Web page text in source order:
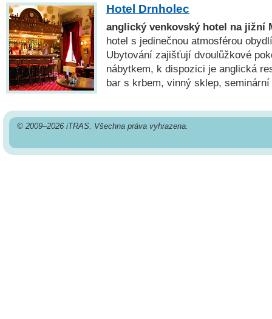
Hotel Drnholec
anglický venkovský hotel na jižní
hotel s jedinečnou atmosférou
Ubytování zajišťují dvoulůžkové
nábytkem, k dispozici je anglická
bar s krbem, vinný sklep,
© 2009–2026 iTRAS. Všechna práva vyhrazena.